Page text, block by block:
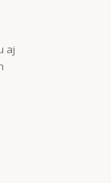
aj